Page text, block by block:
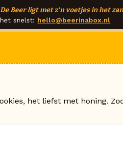
De Beer ligt met z'n voetjes in het
het snelst: hello@beerinabox.nl
het liefst met honing.